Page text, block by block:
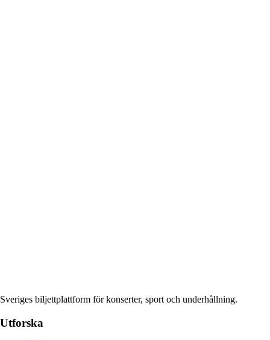
Sveriges biljettplattform för konserter, sport och underhållning.
Utforska